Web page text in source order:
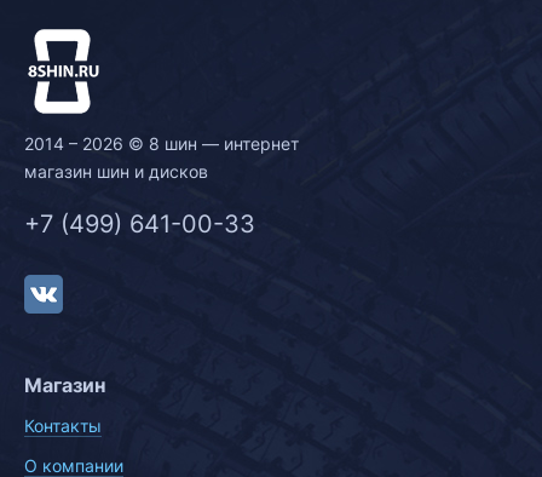
2014 – 2026 © 8 шин — интернет
магазин шин и дисков
+7 (499) 641-00-33
Магазин
Контакты
О компании